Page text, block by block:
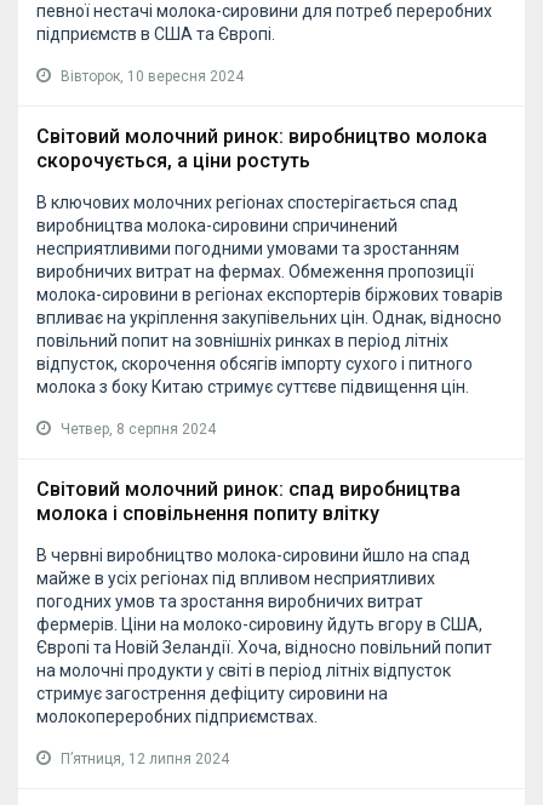
певної нестачі молока-сировини для потреб переробних
підприємств в США та Європі.
Вівторок, 10 вересня 2024
Світовий молочний ринок: виробництво молока
скорочується, а ціни ростуть
В ключових молочних регіонах спостерігається спад
виробництва молока-сировини спричинений
несприятливими погодними умовами та зростанням
виробничих витрат на фермах. Обмеження пропозиції
молока-сировини в регіонах експортерів біржових товарів
впливає на укріплення закупівельних цін. Однак, відносно
повільний попит на зовнішніх ринках в період літніх
відпусток, скорочення обсягів імпорту сухого і питного
молока з боку Китаю стримує суттєве підвищення цін.
Четвер, 8 серпня 2024
Світовий молочний ринок: спад виробництва
молока і сповільнення попиту влітку
В червні виробництво молока-сировини йшло на спад
майже в усіх регіонах під впливом несприятливих
погодних умов та зростання виробничих витрат
фермерів. Ціни на молоко-сировину йдуть вгору в США,
Європі та Новій Зеландії. Хоча, відносно повільний попит
на молочні продукти у світі в період літніх відпусток
стримує загострення дефіциту сировини на
молокопереробних підприємствах.
Пʼятниця, 12 липня 2024